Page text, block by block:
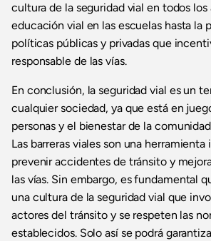
cultura de la seguridad vial en todos
educación vial en las escuelas hasta la
políticas públicas y privadas que
responsable de las vías.
En conclusión, la seguridad vial es un
cualquier sociedad, ya que está en
personas y el bienestar de la
Las barreras viales son una
prevenir accidentes de tránsito y
las vías. Sin embargo, es fundamental
una cultura de la seguridad vial que
actores del tránsito y se respeten las
establecidos. Solo así se podrá